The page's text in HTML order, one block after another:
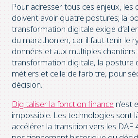
Pour adresser tous ces enjeux, les
doivent avoir quatre postures; la
transformation digitale exige
du marathonien, car il faut tenir le
données et aux multiples
transformation digitale, la posture
métiers et celle de l’arbitre, pour
décision.
Digitaliser la fonction finance n’est
impossible. Les technologies sont
accélérer la transition vers les DAF